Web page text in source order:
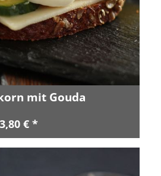
mit Gouda
3,80 € *